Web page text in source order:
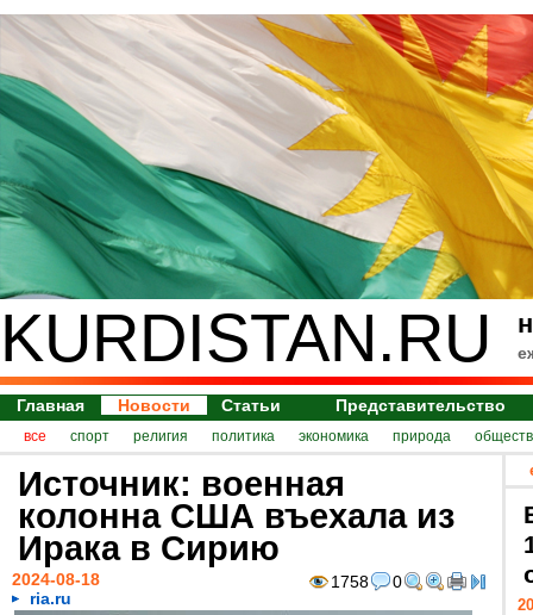
KURDISTAN.RU
Главная Новости Статьи Представительство
все спорт религия политика экономика природа
Источник: военная
колонна США въехала из
Ирака в Сирию
1758 0
2024-08-18
ria.ru